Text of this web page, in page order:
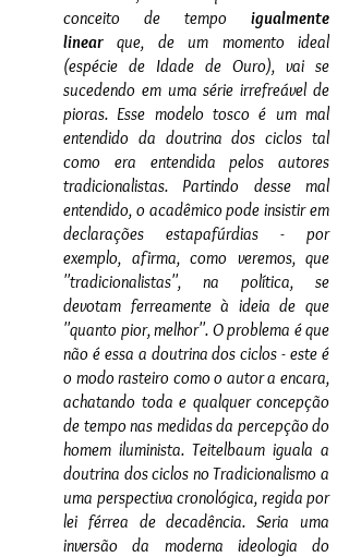
conceito de tempo igualmente
linear que, de um momento ideal
(espécie de Idade de Ouro), vai se
sucedendo em uma série irrefreável de
pioras. Esse modelo tosco é um mal
entendido da doutrina dos ciclos tal
como era entendida pelos autores
tradicionalistas. Partindo desse mal
entendido, o acadêmico pode insistir em
declarações estapafúrdias - por
exemplo, afirma, como veremos, que
''tradicionalistas'', na política, se
devotam ferreamente à ideia de que
''quanto pior, melhor''. O problema é que
não é essa a doutrina dos ciclos - este é
o modo rasteiro como o autor a encara,
achatando toda e qualquer concepção
de tempo nas medidas da percepção do
homem iluminista. Teitelbaum iguala a
doutrina dos ciclos no Tradicionalismo a
uma perspectiva cronológica, regida por
lei férrea de decadência. Seria uma
inversão da moderna ideologia do